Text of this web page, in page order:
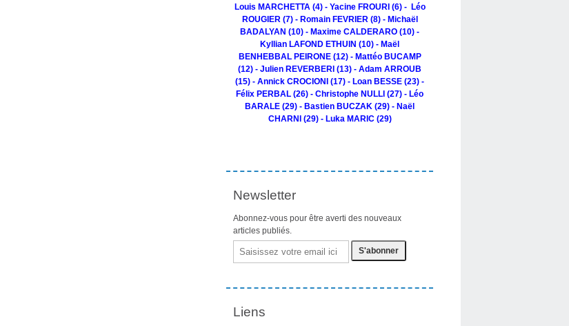
Louis MARCHETTA (4) - Yacine FROURI (6) - Léo
ROUGIER (7) - Romain FEVRIER (8) - Michaël
BADALYAN (10) - Maxime CALDERARO (10) -
Kyllian LAFOND ETHUIN (10) - Maël
BENHEBBAL PEIRONE (12) - Mattéo BUCAMP
(12) - Julien REVERBERI (13) - Adam ARROUB
(15) - Annick CROCIONI (17) - Loan BESSE (23) -
Félix PERBAL (26) - Christophe NULLI (27) - Léo
BARALE (29) - Bastien BUCZAK (29) - Naël
CHARNI (29) - Luka MARIC (29)
Newsletter
Abonnez-vous pour être averti des nouveaux
articles publiés.
Email
Liens